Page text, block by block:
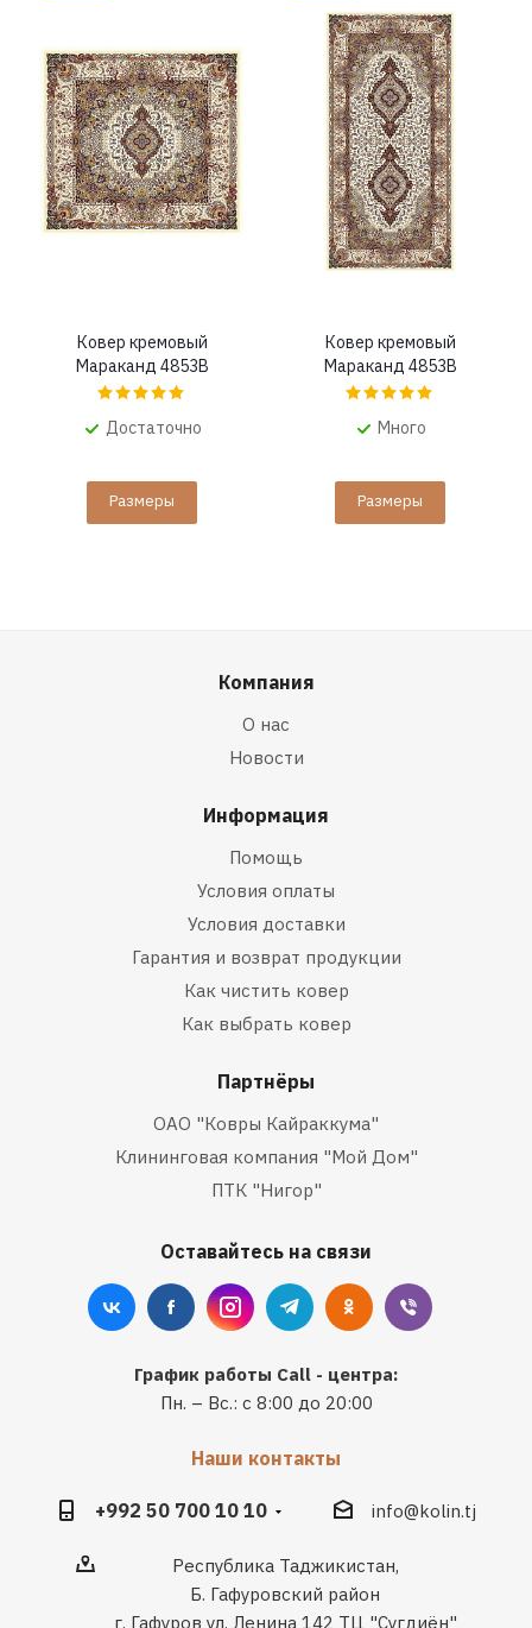
Ковер кремовый
Мараканд 4853B
Достаточно
Размеры
Ковер кремовый
Мараканд 4853B
Много
Размеры
Компания
О нас
Новости
Информация
Помощь
Условия оплаты
Условия доставки
Гарантия и возврат продукции
Как чистить ковер
Как выбрать ковер
Партнёры
ОАО "Ковры Кайраккума"
Клининговая компания "Мой Дом"
ПТК "Нигор"
Оставайтесь на связи
График работы Call - центра:
Пн. – Вс.: с 8:00 до 20:00
Наши контакты
+992 50 700 10 10 info@kolin.tj
Республика Таджикистан,
Б. Гафуровский район
г. Гафуров ул. Ленина 142 ТЦ "Сугдиён"